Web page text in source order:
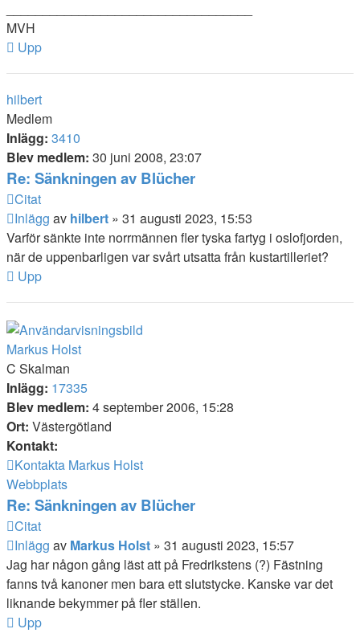
MVH
Upp
hilbert
Medlem
Inlägg: 3410
Blev medlem: 30 juni 2008, 23:07
Re: Sänkningen av Blücher
Citat
Inlägg av hilbert » 31 augusti 2023, 15:53
Varför sänkte inte norrmännen fler tyska fartyg i oslofjorden,
när de uppenbarligen var svårt utsatta från kustartilleriet?
Upp
Markus Holst
C Skalman
Inlägg: 17335
Blev medlem: 4 september 2006, 15:28
Ort: Västergötland
Kontakt:
Kontakta Markus Holst
Webbplats
Re: Sänkningen av Blücher
Citat
Inlägg av Markus Holst » 31 augusti 2023, 15:57
Jag har någon gång läst att på Fredrikstens (?) Fästning
fanns två kanoner men bara ett slutstycke. Kanske var det
liknande bekymmer på fler ställen.
Upp